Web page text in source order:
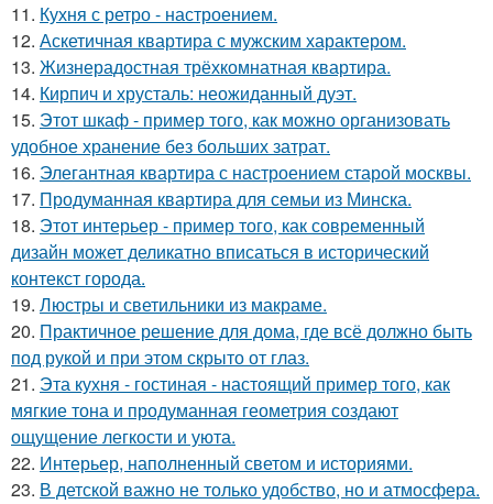
11. Кухня с ретро - настроением.
12. Аскетичная квартира с мужским характером.
13. Жизнерадостная трёхкомнатная квартира.
14. Кирпич и хрусталь: неожиданный дуэт.
15. Этот шкаф - пример того, как можно организовать
удобное хранение без больших затрат.
16. Элегантная квартира с настроением старой москвы.
17. Продуманная квартира для семьи из Минска.
18. Этот интерьер - пример того, как современный
дизайн может деликатно вписаться в исторический
контекст города.
19. Люстры и светильники из макраме.
20. Практичное решение для дома, где всё должно быть
под рукой и при этом скрыто от глаз.
21. Эта кухня - гостиная - настоящий пример того, как
мягкие тона и продуманная геометрия создают
ощущение легкости и уюта.
22. Интерьер, наполненный светом и историями.
23. В детской важно не только удобство, но и атмосфера.